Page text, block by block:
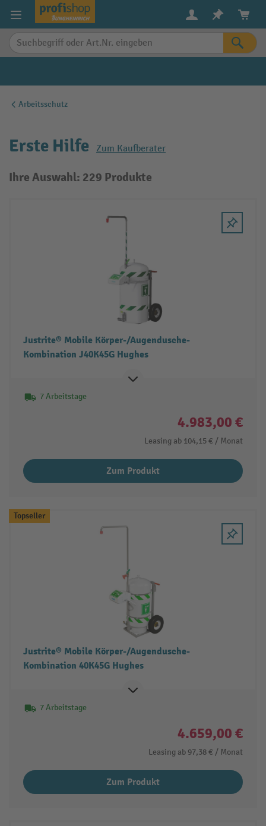
springen
Arbeitsschutz
Erste Hilfe Zum Kaufberater
Ihre Auswahl: 229 Produkte
Justrite® Mobile Körper-/Augendusche-
Kombination J40K45G Hughes
7 Arbeitstage
4.983,00 €
Leasing ab 104,15 € / Monat
Zum Produkt
Topseller
Justrite® Mobile Körper-/Augendusche-
Kombination 40K45G Hughes
7 Arbeitstage
4.659,00 €
Leasing ab 97,38 € / Monat
Zum Produkt